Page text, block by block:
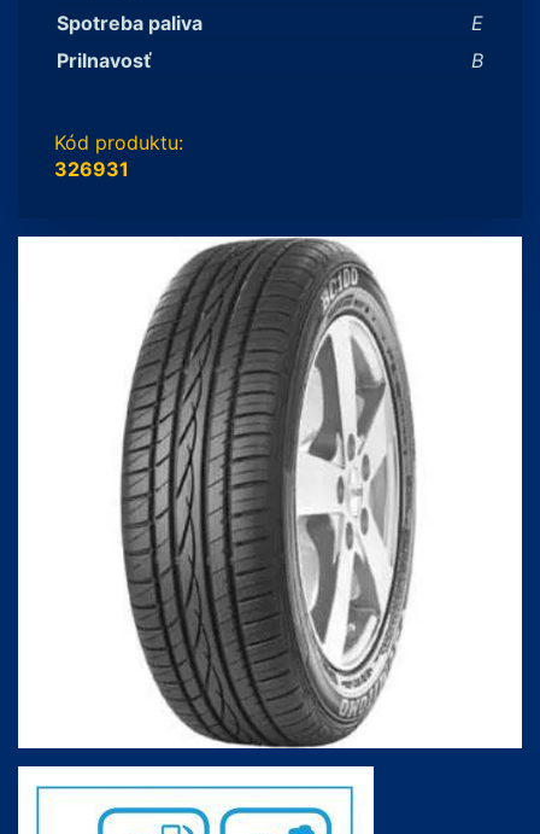
Spotreba paliva
E
Prilnavosť
B
Kód produktu:
326931